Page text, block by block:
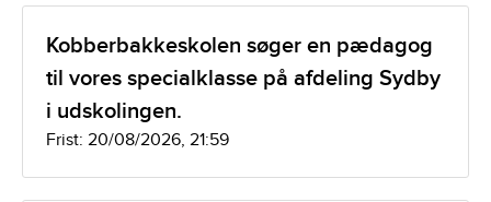
Kobberbakkeskolen søger en pædagog
til vores specialklasse på afdeling Sydby
i udskolingen.
Frist: 20/08/2026, 21:59